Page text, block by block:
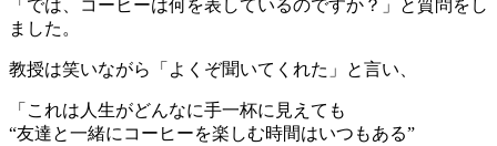
「では、コーヒーは何を表しているのですか？」と質問をし
ました。
教授は笑いながら「よくぞ聞いてくれた」と言い、
「これは人生がどんなに手一杯に見えても
“友達と一緒にコーヒーを楽しむ時間はいつもある”